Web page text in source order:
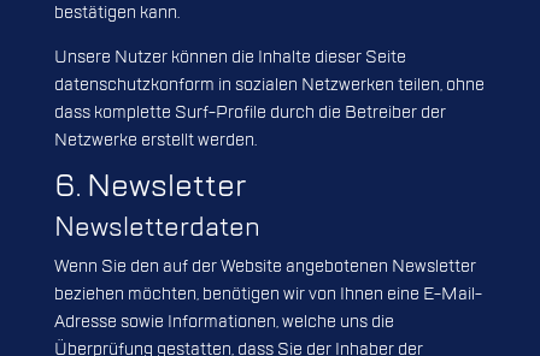
bestätigen kann.
Unsere Nutzer können die Inhalte dieser Seite
datenschutzkonform in sozialen Netzwerken teilen, ohne
dass komplette Surf-Profile durch die Betreiber der
Netzwerke erstellt werden.
6. Newsletter
Newsletter­daten
Wenn Sie den auf der Website angebotenen Newsletter
beziehen möchten, benötigen wir von Ihnen eine E-Mail-
Adresse sowie Informationen, welche uns die
Überprüfung gestatten, dass Sie der Inhaber der